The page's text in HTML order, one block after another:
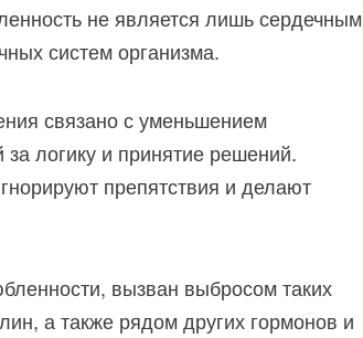
не является лишь сердечным
систем организма.
связано с уменьшением
логику и принятие решений.
препятствия и делают
вызван выбросом таких
а также рядом других гормонов и